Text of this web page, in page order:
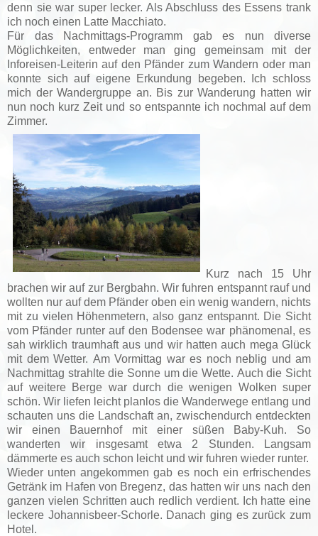
denn sie war super lecker. Als Abschluss des Essens trank
ich noch einen Latte Macchiato.
Für das Nachmittags-Programm gab es nun diverse
Möglichkeiten, entweder man ging gemeinsam mit der
Inforeisen-Leiterin auf den Pfänder zum Wandern oder man
konnte sich auf eigene Erkundung begeben. Ich schloss
mich der Wandergruppe an. Bis zur Wanderung hatten wir
nun noch kurz Zeit und so entspannte ich nochmal auf dem
Zimmer.
Kurz nach 15 Uhr
brachen wir auf zur Bergbahn. Wir fuhren entspannt rauf und
wollten nur auf dem Pfänder oben ein wenig wandern, nichts
mit zu vielen Höhenmetern, also ganz entspannt. Die Sicht
vom Pfänder runter auf den Bodensee war phänomenal, es
sah wirklich traumhaft aus und wir hatten auch mega Glück
mit dem Wetter. Am Vormittag war es noch neblig und am
Nachmittag strahlte die Sonne um die Wette. Auch die Sicht
auf weitere Berge war durch die wenigen Wolken super
schön. Wir liefen leicht planlos die Wanderwege entlang und
schauten uns die Landschaft an, zwischendurch entdeckten
wir einen Bauernhof mit einer süßen Baby-Kuh. So
wanderten wir insgesamt etwa 2 Stunden. Langsam
dämmerte es auch schon leicht und wir fuhren wieder runter.
Wieder unten angekommen gab es noch ein erfrischendes
Getränk im Hafen von Bregenz, das hatten wir uns nach den
ganzen vielen Schritten auch redlich verdient. Ich hatte eine
leckere Johannisbeer-Schorle. Danach ging es zurück zum
Hotel.